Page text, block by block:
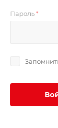
Пароль*